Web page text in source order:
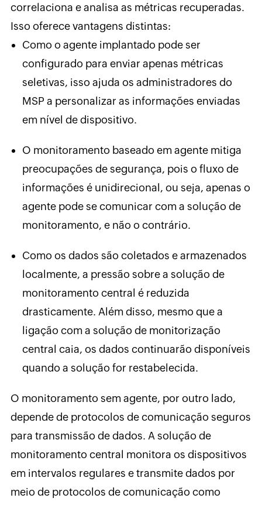
correlaciona e analisa as métricas recuperadas.
Isso oferece vantagens distintas:
Como o agente implantado pode ser
configurado para enviar apenas métricas
seletivas, isso ajuda os administradores do
MSP a personalizar as informações enviadas
em nível de dispositivo.
O monitoramento baseado em agente mitiga
preocupações de segurança, pois o fluxo de
informações é unidirecional, ou seja, apenas o
agente pode se comunicar com a solução de
monitoramento, e não o contrário.
Como os dados são coletados e armazenados
localmente, a pressão sobre a solução de
monitoramento central é reduzida
drasticamente. Além disso, mesmo que a
ligação com a solução de monitorização
central caia, os dados continuarão disponíveis
quando a solução for restabelecida.
O monitoramento sem agente, por outro lado,
depende de protocolos de comunicação seguros
para transmissão de dados. A solução de
monitoramento central monitora os dispositivos
em intervalos regulares e transmite dados por
meio de protocolos de comunicação como